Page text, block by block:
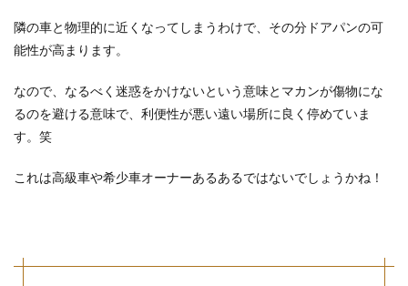
隣の車と物理的に近くなってしまうわけで、その分ドアパンの可
能性が高まります。
なので、なるべく迷惑をかけないという意味とマカンが傷物にな
るのを避ける意味で、利便性が悪い遠い場所に良く停めていま
す。笑
これは高級車や希少車オーナーあるあるではないでしょうかね！